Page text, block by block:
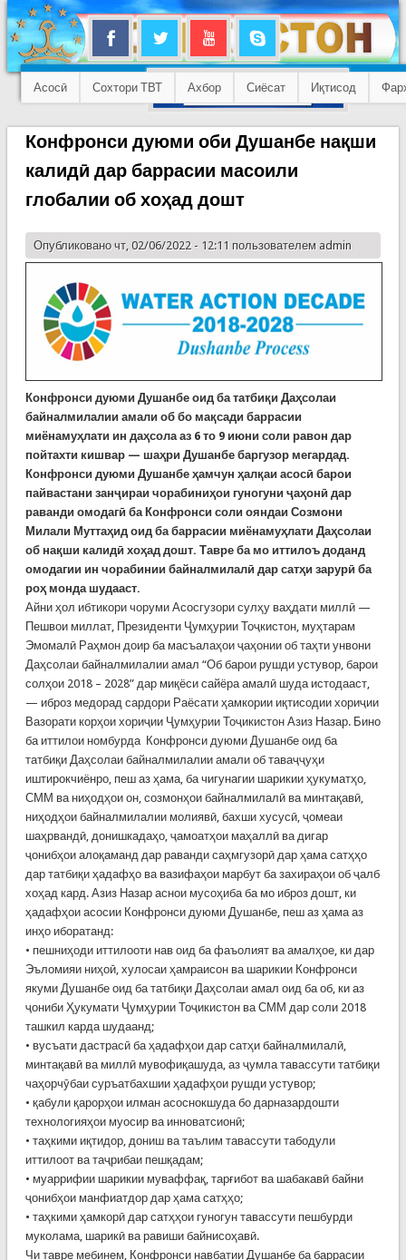
Асосӣ Сохтори ТВТ Ахбор Сиёсат Иқтисод
Конфронси дуюми оби Душанбе нақши
калидӣ дар баррасии масоили
глобалии об хоҳад дошт
Опубликовано чт, 02/06/2022 - 12:11 пользователем admin
Конфронси дуюми Душанбе оид ба татбиқи Даҳсолаи
байналмилалии амали об бо мақсади баррасии
миёнамуҳлати ин даҳсола аз 6 то 9 июни соли равон дар
пойтахти кишвар — шаҳри Душанбе баргузор мегардад.
Конфронси дуюми Душанбе ҳамчун ҳалқаи асосӣ барои
пайвастани занҷираи чорабиниҳои гуногуни ҷаҳонӣ дар
раванди омодагӣ ба Конфронси соли ояндаи Созмони
Милали Муттаҳид оид ба баррасии миёнамуҳлати Даҳсолаи
об нақши калидӣ хоҳад дошт. Тавре ба мо иттилоъ доданд
омодагии ин чорабинии байналмилалӣ дар сатҳи зарурӣ ба
роҳ монда шудааст.
Айни ҳол ибтикори чоруми Асосгузори сулҳу ваҳдати миллӣ —
Пешвои миллат, Президенти Ҷумҳурии Тоҷкистон, муҳтарам
Эмомалӣ Раҳмон доир ба масъалаҳои ҷаҳонии об таҳти унвони
Даҳсолаи байналмилалии амал “Об барои рушди устувор, барои
солҳои 2018 – 2028” дар миқёси сайёра амалӣ шуда истодааст,
— иброз медорад сардори Раёсати ҳамкории иқтисодии хориҷии
Вазорати корҳои хориҷии Ҷумҳурии Тоҷикистон Азиз Назар. Бино
ба иттилои номбурда Конфронси дуюми Душанбе оид ба
татбиқи Даҳсолаи байналмилалии амали об таваҷҷуҳи
иштирокчиёнро, пеш аз ҳама, ба чигунагии шарикии ҳукуматҳо,
СММ ва ниҳодҳои он, созмонҳои байналмилалӣ ва минтақавӣ,
ниҳодҳои байналмилалии молиявӣ, бахши хусусӣ, ҷомеаи
шаҳрвандӣ, донишкадаҳо, ҷамоатҳои маҳаллӣ ва дигар
ҷонибҳои алоқаманд дар раванди саҳмгузорӣ дар ҳама сатҳҳо
дар татбиқи ҳадафҳо ва вазифаҳои марбут ба захираҳои об ҷалб
хоҳад кард. Азиз Назар аснои мусоҳиба ба мо иброз дошт, ки
ҳадафҳои асосии Конфронси дуюми Душанбе, пеш аз ҳама аз
инҳо иборатанд:
• пешниҳоди иттилооти нав оид ба фаъолият ва амалҳое, ки дар
Эъломияи ниҳоӣ, хулосаи ҳамраисон ва шарикии Конфронси
якуми Душанбе оид ба татбиқи Даҳсолаи амал оид ба об, ки аз
ҷониби Ҳукумати Ҷумҳурии Тоҷикистон ва СММ дар соли 2018
ташкил карда шудаанд;
• вусъати дастрасӣ ба ҳадафҳои дар сатҳи байналмилалӣ,
минтақавӣ ва миллӣ мувофиқашуда, аз ҷумла тавассути татбиқи
чаҳорчӯбаи суръатбахшии ҳадафҳои рушди устувор;
• қабули қарорҳои илман асоснокшуда бо дарназардошти
технологияҳои муосир ва инноватсионӣ;
• таҳкими иқтидор, дониш ва таълим тавассути табодули
иттилоот ва таҷрибаи пешқадам;
• муаррифии шарикии муваффақ, тарғибот ва шабакавӣ байни
ҷонибҳои манфиатдор дар ҳама сатҳҳо;
• таҳкими ҳамкорӣ дар сатҳҳои гуногун тавассути пешбурди
муколама, шарикӣ ва равиши байнисоҳавӣ.
Чи тавре мебинем, Конфронси навбатии Душанбе ба баррасии